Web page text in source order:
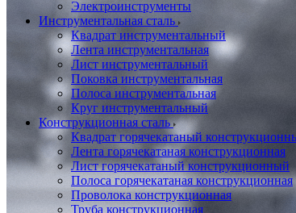
Электроинструменты
Инструментальная сталь
Квадрат инструментальный
Лента инструментальная
Лист инструментальный
Поковка инструментальная
Полоса инструментальная
Круг инструментальный
Конструкционная сталь
Квадрат горячекатаный
Лента горячекатаная конструкционная
Лист горячекатаный конструкционный
Полоса горячекатаная конструкционная
Проволока конструкционная
Труба конструкционная